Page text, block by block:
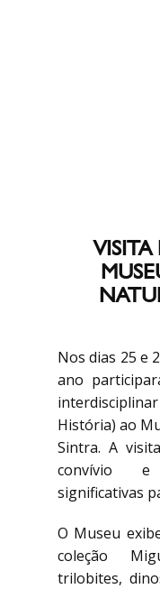
Nos dias 25 e
ano
História) ao
Sintra. A
convívio e
significativas
O Museu
coleção
trilobites,